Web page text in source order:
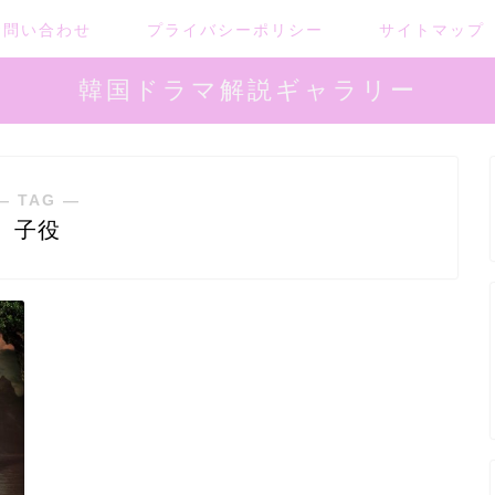
い合わせ プライバシーポリシー サイトマップ
韓国ドラマ解説ギャラリー
TAG ―
子役